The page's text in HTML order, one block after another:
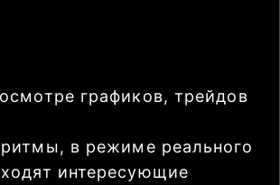
графиков, трейдов
в режиме реального
интересующие